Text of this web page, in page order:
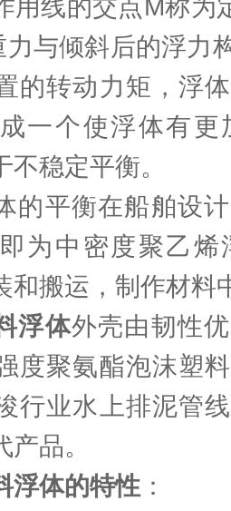
用线的交点M称为
与倾斜后的浮力
的转动力矩，浮
一个使浮体有
稳定平衡。
平衡在船舶设计
为中密度聚乙烯
和搬运，制作材料
浮体外壳由韧性
度聚氨酯泡沫塑
行业水上排泥管
品。
浮体的特性 ：